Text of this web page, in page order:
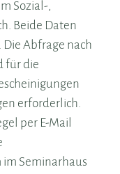
Sozial-,
Beide Daten
Abfrage nach
für die
erforderlich.
per E-Mail
Seminarhaus